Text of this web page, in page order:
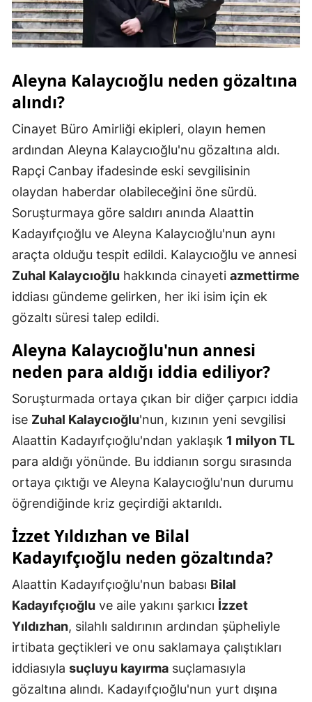
Samsun
Siirt
Sinop
Tekirdağ
Tokat
Trabzon
Şanlıurfa
Uşak
Van
Zonguldak
Aksaray
Bayburt
Karaman
Kırıkkale
Batman
Şırnak
Bartın
Iğdır
Yalova
Karabük
Aleyna Kalaycıoğlu neden gözaltına
alındı?
Cinayet Büro Amirliği ekipleri, olayın hemen
ardından Aleyna Kalaycıoğlu'nu gözaltına aldı.
Rapçi Canbay ifadesinde eski sevgilisinin
olaydan haberdar olabileceğini öne sürdü.
Soruşturmaya göre saldırı anında Alaattin
Kadayıfçıoğlu ve Aleyna Kalaycıoğlu'nun aynı
araçta olduğu tespit edildi. Kalaycıoğlu ve annesi
Zuhal Kalaycıoğlu hakkında cinayeti azmettirme
iddiası gündeme gelirken, her iki isim için ek
gözaltı süresi talep edildi.
Aleyna Kalaycıoğlu'nun annesi
neden para aldığı iddia ediliyor?
Soruşturmada ortaya çıkan bir diğer çarpıcı iddia
ise Zuhal Kalaycıoğlu'nun, kızının yeni sevgilisi
Alaattin Kadayıfçıoğlu'ndan yaklaşık 1 milyon TL
para aldığı yönünde. Bu iddianın sorgu sırasında
ortaya çıktığı ve Aleyna Kalaycıoğlu'nun durumu
öğrendiğinde kriz geçirdiği aktarıldı.
İzzet Yıldızhan ve Bilal
Kadayıfçıoğlu neden gözaltında?
Alaattin Kadayıfçıoğlu'nun babası Bilal
Kadayıfçıoğlu ve aile yakını şarkıcı İzzet
Yıldızhan, silahlı saldırının ardından şüpheliyle
irtibata geçtikleri ve onu saklamaya çalıştıkları
iddiasıyla suçluyu kayırma suçlamasıyla
gözaltına alındı. Kadayıfçıoğlu'nun yurt dışına